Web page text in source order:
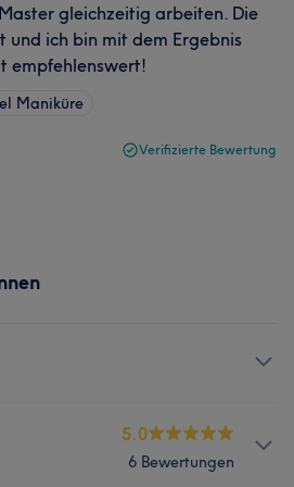
gleichzeitig arbeiten. Die
und ich bin mit dem Ergebnis
empfehlenswert!
Maniküre
Verifizierte Bewertung
5.0
6 Bewertungen